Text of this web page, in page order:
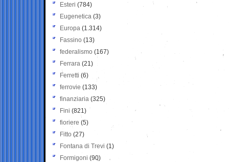
Esteri (784)
Eugenetica (3)
Europa (1.314)
Fassino (13)
federalismo (167)
Ferrara (21)
Ferretti (6)
ferrovie (133)
finanziaria (325)
Fini (821)
fioriere (5)
Fitto (27)
Fontana di Trevi (1)
Formigoni (90)